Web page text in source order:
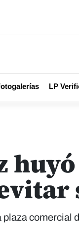
LP
comercial